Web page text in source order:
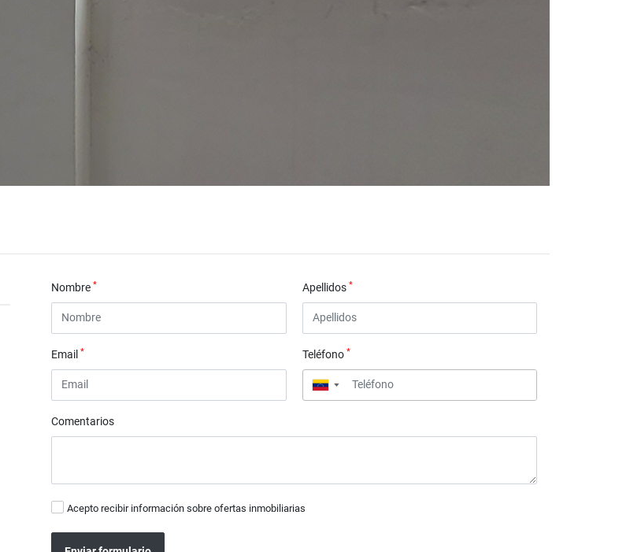
Nombre* Apellidos *
Email* Teléfono *
▼
Comentarios
Acepto recibir información sobre ofertas inmobiliarias